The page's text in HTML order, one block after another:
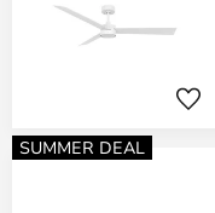
SUMMER DEAL